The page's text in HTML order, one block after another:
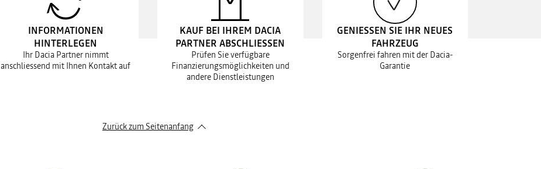
INFORMATIONEN
HINTERLEGEN
Ihr Dacia Partner nimmt
anschliessend mit Ihnen Kontakt auf
KAUF BEI IHREM DACIA
PARTNER ABSCHLIESSEN
Prüfen Sie verfügbare
Finanzierungsmöglichkeiten und
andere Dienstleistungen
GENIESSEN SIE IHR NEUES
FAHRZEUG
Sorgenfrei fahren mit der Dacia-
Garantie
Zurück zum Seitenanfang